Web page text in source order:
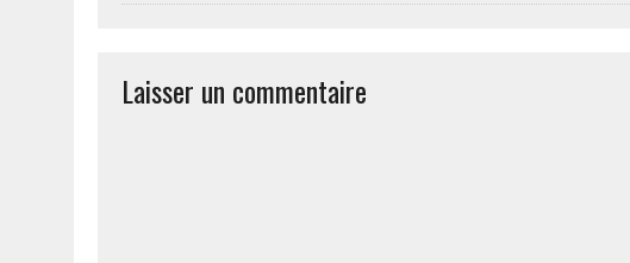
Laisser un commentaire